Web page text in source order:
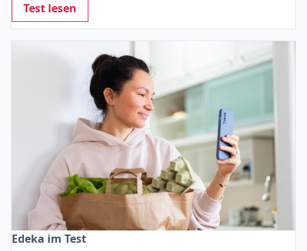
Test lesen
Edeka im Test